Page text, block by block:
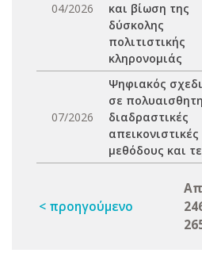
04/2026
και βίωση της
δύσκολης
πολιτιστικής
κληρονομιάς
07/2026
Ψηφιακός
σε
διαδραστικές
απεικονιστικές
μεθόδους και
< προηγούμενο